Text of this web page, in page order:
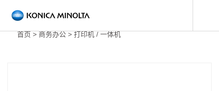
首页 > 商务办公 > 打印机 / 一体机